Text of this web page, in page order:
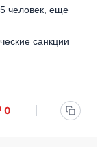
человек, еще
санкции
0